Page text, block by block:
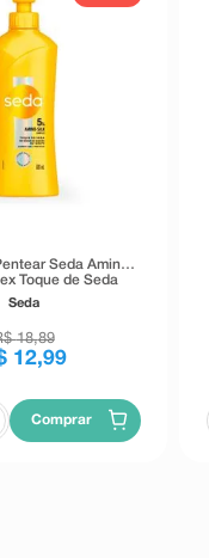
Seda Amino-
Toque de Seda
300ml
Seda
18,89
12,99
Comprar